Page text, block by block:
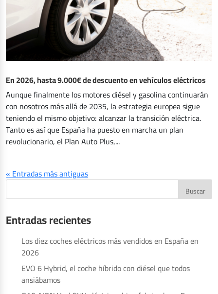
En 2026, hasta 9.000€ de descuento en vehículos eléctricos
Aunque finalmente los motores diésel y gasolina continuarán
con nosotros más allá de 2035, la estrategia europea sigue
teniendo el mismo objetivo: alcanzar la transición eléctrica.
Tanto es así que España ha puesto en marcha un plan
revolucionario, el Plan Auto Plus,...
« Entradas más antiguas
Entradas recientes
Los diez coches eléctricos más vendidos en España en
2026
EVO 6 Hybrid, el coche híbrido con diésel que todos
ansiábamos